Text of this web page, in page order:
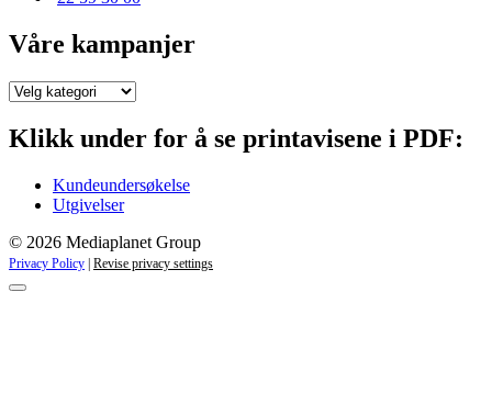
Våre kampanjer
Våre
Klikk under for å se printavisene i PDF:
Kundeundersøkelse
Utgivelser
© 2026 Mediaplanet Group
Privacy Policy | Revise privacy settings